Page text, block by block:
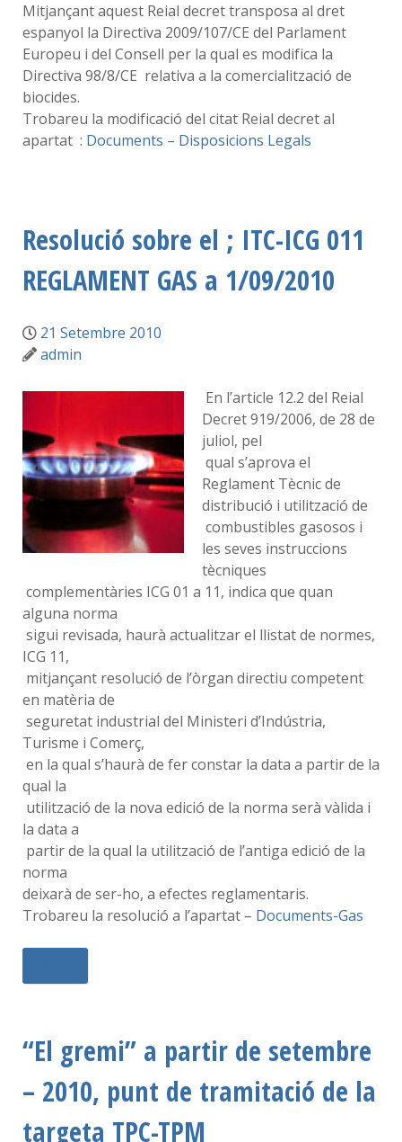
Mitjançant aquest Reial decret transposa al dret
espanyol la Directiva 2009/107/CE del Parlament
Europeu i del Consell per la qual es modifica la
Directiva 98/8/CE relativa a la comercialització de
biocides.
Trobareu la modificació del citat Reial decret al
apartat : Documents – Disposicions Legals
Resolució sobre el ; ITC-ICG 011
REGLAMENT GAS a 1/09/2010
21 Setembre 2010
admin
En l’article 12.2 del Reial
Decret 919/2006, de 28 de
juliol, pel
qual s’aprova el
Reglament Tècnic de
distribució i utilització de
combustibles gasosos i
les seves instruccions
tècniques
complementàries ICG 01 a 11, indica que quan
alguna norma
sigui revisada, haurà actualitzar el llistat de normes,
ICG 11,
mitjançant resolució de l’òrgan directiu competent
en matèria de
seguretat industrial del Ministeri d’Indústria,
Turisme i Comerç,
en la qual s’haurà de fer constar la data a partir de la
qual la
utilització de la nova edició de la norma serà vàlida i
la data a
partir de la qual la utilització de l’antiga edició de la
norma
deixarà de ser-ho, a efectes reglamentaris.
Trobareu la resolució a l’apartat – Documents-Gas
“El gremi” a partir de setembre
– 2010, punt de tramitació de la
targeta TPC-TPM